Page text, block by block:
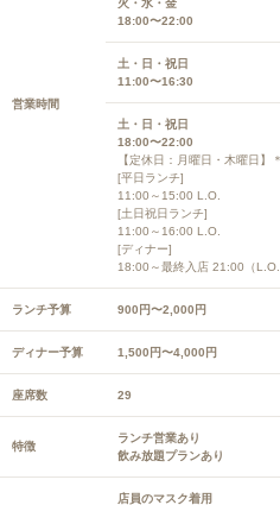
営業時間
火・水・金
18:00〜22:00
土・日・祝日
11:00〜16:30
土・日・祝日
18:00〜22:00
【定休日：月曜日・木曜日】
[平日ランチ]
11:00～15:00 L.O.
[土日祝日ランチ]
11:00～16:00 L.O.
[ディナー]
18:00～最終入店 21:00（
ランチ予算 900円〜2,000円
ディナー予算 1,500円〜4,000円
座席数 29
特徴
ランチ営業あり
飲み放題プランあり
店員のマスク着用